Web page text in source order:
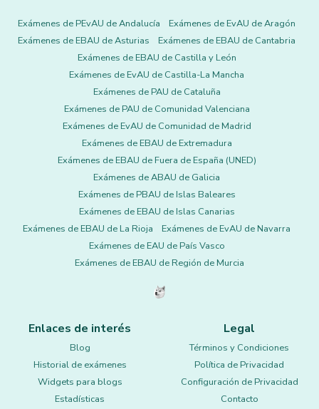
Exámenes de PEvAU de Andalucía
Exámenes de EvAU de Aragón
Exámenes de EBAU de Asturias
Exámenes de EBAU de Cantabria
Exámenes de EBAU de Castilla y León
Exámenes de EvAU de Castilla-La Mancha
Exámenes de PAU de Cataluña
Exámenes de PAU de Comunidad Valenciana
Exámenes de EvAU de Comunidad de Madrid
Exámenes de EBAU de Extremadura
Exámenes de EBAU de Fuera de España (UNED)
Exámenes de ABAU de Galicia
Exámenes de PBAU de Islas Baleares
Exámenes de EBAU de Islas Canarias
Exámenes de EBAU de La Rioja
Exámenes de EvAU de Navarra
Exámenes de EAU de País Vasco
Exámenes de EBAU de Región de Murcia
Enlaces de interés
Blog
Historial de exámenes
Widgets para blogs
Estadísticas
Legal
Términos y Condiciones
Política de Privacidad
Configuración de Privacidad
Contacto